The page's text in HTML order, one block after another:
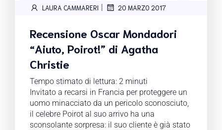
LAURA CAMMARERI | 20 MARZO 2017
Recensione Oscar Mondadori
“Aiuto, Poirot!” di Agatha
Christie
Tempo stimato di lettura: 2 minuti
Invitato a recarsi in Francia per proteggere un
uomo minacciato da un pericolo sconosciuto,
il celebre Poirot al suo arrivo ha una
sconsolante sorpresa: il suo cliente è già stato